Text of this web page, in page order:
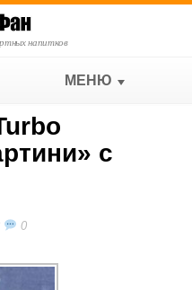
напитков
МЕНЮ
с
0